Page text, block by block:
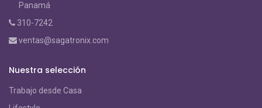
Panamá
310-7242
ventas@sagatronix.com
Nuestra selección
Trabajo desde Casa